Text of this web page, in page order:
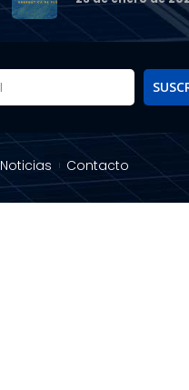
Noticias Contacto